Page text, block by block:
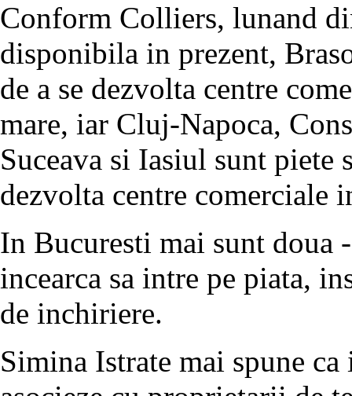
Conform Colliers, lunand
disponibila in prezent,
de a se dezvolta centre
mare, iar Cluj-Napoca,
Suceava si Iasiul sunt piete
dezvolta centre comerciale
In Bucuresti mai sunt doua
incearca sa intre pe piata,
de inchiriere.
Simina Istrate mai spune